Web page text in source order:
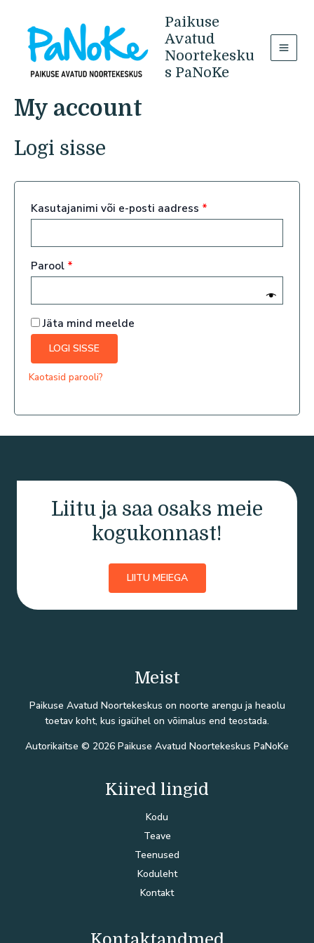
content
Paikuse
Avatud
Noortekesku
s PaNoKe
MAIN
My account
Logi sisse
Kasutajanimi või e-posti aadress *
Parool *
Jäta mind meelde
LOGI SISSE
Kaotasid parooli?
Liitu ja saa osaks meie
kogukonnast!
LIITU MEIEGA
Meist
Paikuse Avatud Noortekeskus on noorte arengu ja heaolu
toetav koht, kus igaühel on võimalus end teostada.
Autorikaitse © 2026 Paikuse Avatud Noortekeskus PaNoKe
Kiired lingid
Kodu
Teave
Teenused
Koduleht
Kontakt